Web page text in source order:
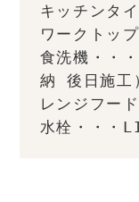
キッチンタ
ワークトッ
食洗機・・
納 後日施工
レンジフー
水栓・・・